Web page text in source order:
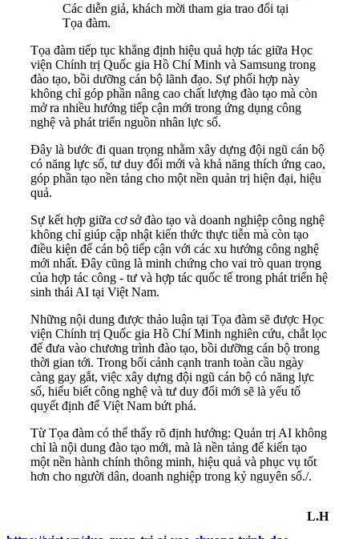
Các diễn giả, khách mời tham gia trao đổi tại
Tọa đàm.
Tọa đàm tiếp tục khẳng định hiệu quả hợp tác giữa Học
viện Chính trị Quốc gia Hồ Chí Minh và Samsung trong
đào tạo, bồi dưỡng cán bộ lãnh đạo. Sự phối hợp này
không chỉ góp phần nâng cao chất lượng đào tạo mà còn
mở ra nhiều hướng tiếp cận mới trong ứng dụng công
nghệ và phát triển nguồn nhân lực số.
Đây là bước đi quan trọng nhằm xây dựng đội ngũ cán bộ
có năng lực số, tư duy đổi mới và khả năng thích ứng cao,
góp phần tạo nền tảng cho một nền quản trị hiện đại, hiệu
quả.
Sự kết hợp giữa cơ sở đào tạo và doanh nghiệp công nghệ
không chỉ giúp cập nhật kiến thức thực tiễn mà còn tạo
điều kiện để cán bộ tiếp cận với các xu hướng công nghệ
mới nhất. Đây cũng là minh chứng cho vai trò quan trọng
của hợp tác công - tư và hợp tác quốc tế trong phát triển hệ
sinh thái AI tại Việt Nam.
Những nội dung được thảo luận tại Tọa đàm sẽ được Học
viện Chính trị Quốc gia Hồ Chí Minh nghiên cứu, chắt lọc
để đưa vào chương trình đào tạo, bồi dưỡng cán bộ trong
thời gian tới. Trong bối cảnh cạnh tranh toàn cầu ngày
càng gay gắt, việc xây dựng đội ngũ cán bộ có năng lực
số, hiểu biết công nghệ và tư duy đổi mới sẽ là yếu tố
quyết định để Việt Nam bứt phá.
Từ Tọa đàm có thể thấy rõ định hướng: Quản trị AI không
chỉ là nội dung đào tạo mới, mà là nền tảng để kiến tạo
một nền hành chính thông minh, hiệu quả và phục vụ tốt
hơn cho người dân, doanh nghiệp trong kỷ nguyên số./.
L.H